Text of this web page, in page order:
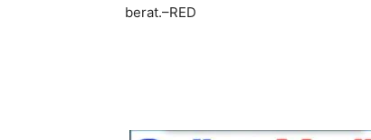
berat.–RED